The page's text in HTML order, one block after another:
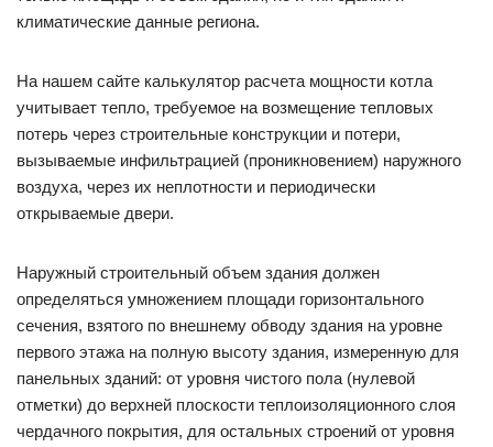
климатические данные региона.
На нашем сайте калькулятор расчета мощности котла
учитывает тепло, требуемое на возмещение тепловых
потерь через строительные конструкции и потери,
вызываемые инфильтрацией (проникновением) наружного
воздуха, через их неплотности и периодически
открываемые двери.
Наружный строительный объем здания должен
определяться умножением площади горизонтального
сечения, взятого по внешнему обводу здания на уровне
первого этажа на полную высоту здания, измеренную для
панельных зданий: от уровня чистого пола (нулевой
отметки) до верхней плоскости теплоизоляционного слоя
чердачного покрытия, для остальных строений от уровня